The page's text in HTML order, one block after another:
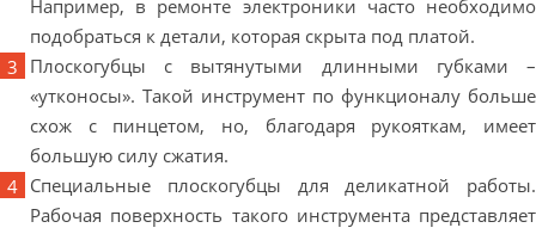
Например, в ремонте электроники часто необходимо
подобраться к детали, которая скрыта под платой.
Плоскогубцы с вытянутыми длинными губками –
«утконосы». Такой инструмент по функционалу больше
схож с пинцетом, но, благодаря рукояткам, имеет
большую силу сжатия.
Специальные плоскогубцы для деликатной работы.
Рабочая поверхность такого инструмента представляет